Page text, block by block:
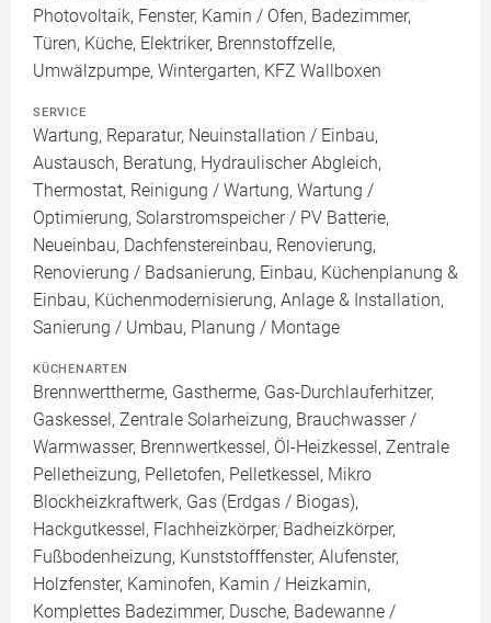
Photovoltaik, Fenster, Kamin / Ofen, Badezimmer,
Türen, Küche, Elektriker, Brennstoffzelle,
Umwälzpumpe, Wintergarten, KFZ Wallboxen
SERVICE
Wartung, Reparatur, Neuinstallation / Einbau,
Austausch, Beratung, Hydraulischer Abgleich,
Thermostat, Reinigung / Wartung, Wartung /
Optimierung, Solarstromspeicher / PV Batterie,
Neueinbau, Dachfenstereinbau, Renovierung,
Renovierung / Badsanierung, Einbau, Küchenplanung &
Einbau, Küchenmodernisierung, Anlage & Installation,
Sanierung / Umbau, Planung / Montage
KÜCHENARTEN
Brennwerttherme, Gastherme, Gas-Durchlauferhitzer,
Gaskessel, Zentrale Solarheizung, Brauchwasser /
Warmwasser, Brennwertkessel, Öl-Heizkessel, Zentrale
Pelletheizung, Pelletofen, Pelletkessel, Mikro
Blockheizkraftwerk, Gas (Erdgas / Biogas),
Hackgutkessel, Flachheizkörper, Badheizkörper,
Fußbodenheizung, Kunststofffenster, Alufenster,
Holzfenster, Kaminofen, Kamin / Heizkamin,
Komplettes Badezimmer, Dusche, Badewanne /